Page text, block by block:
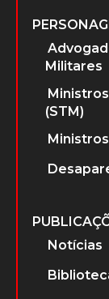
Militares
(STM)
Notícias